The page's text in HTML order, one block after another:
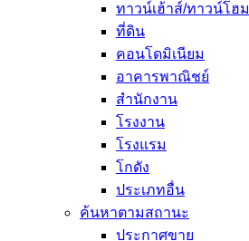
ทาวน์เฮ้าส์/ทาวน์โฮม
ที่ดิน
คอนโดมิเนียม
อาคารพาณิชย์
สำนักงาน
โรงงาน
โรงแรม
โกดัง
ประเภทอื่น
ค้นหาตามสถานะ
ประกาศขาย